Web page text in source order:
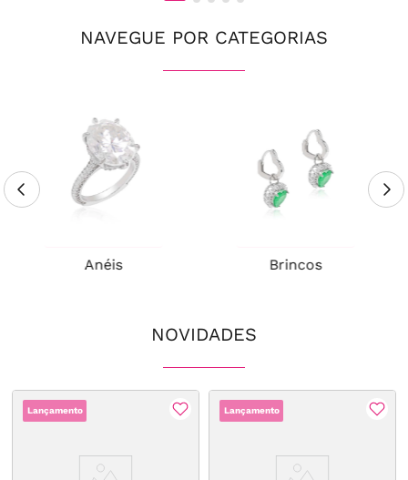
NAVEGUE POR CATEGORIAS
Anéis Brincos
NOVIDADES
Lançamento Lançamento